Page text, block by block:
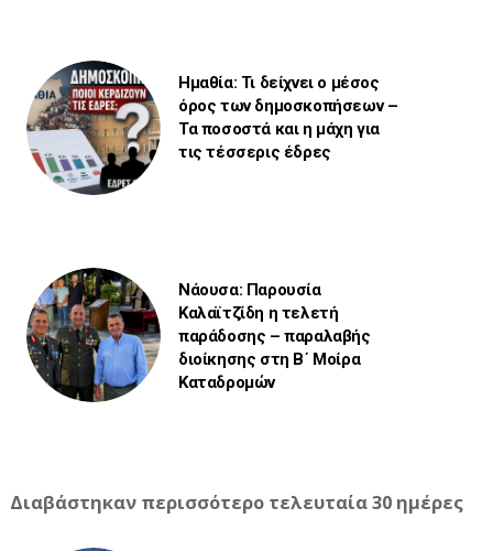
Ημαθία: Τι δείχνει ο μέσος
όρος των δημοσκοπήσεων –
Τα ποσοστά και η μάχη για
τις τέσσερις έδρες
Νάουσα: Παρουσία
Καλαϊτζίδη η τελετή
παράδοσης – παραλαβής
διοίκησης στη Β΄ Μοίρα
Καταδρομών
Διαβάστηκαν περισσότερο τελευταία 30 ημέρες